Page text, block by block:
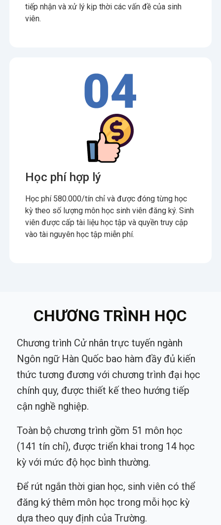
tiếp nhận và xử lý kịp thời các vấn đề của sinh
viên.
Học phí hợp lý
Học phí 580.000/tín chỉ và được đóng từng học
kỳ theo số lượng môn học sinh viên đăng k‎ý. Sinh
viên được cấp tài liệu học tập và quyền truy cập
vào tài nguyên học tập miễn phí.
CHƯƠNG TRÌNH HỌC
Chương trình Cử nhân trực tuyến ngành
Ngôn ngữ Hàn Quốc bao hàm đầy đủ kiến
thức tương đương với chương trình đại học
chính quy, được thiết kế theo hướng tiếp
cận nghề nghiệp.
Toàn bộ chương trình gồm 51 môn học
(141 tín chỉ), được triển khai trong 14 học
kỳ với mức độ học bình thường.
Để rút ngắn thời gian học, sinh viên có thể
đăng ký thêm môn học trong mỗi học kỳ
dựa theo quy định của Trường.